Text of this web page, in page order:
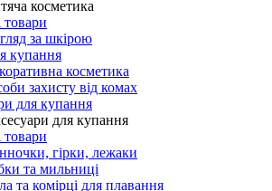
косметика
товари
за шкірою
купання
косметика
захисту від комах
для купання
для купання
товари
гірки, лежаки
та мильниці
та комірці для плавання